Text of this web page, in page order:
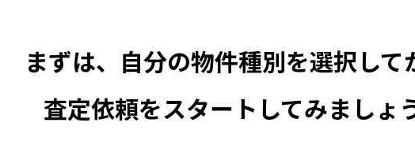
まずは、自分の物件種別を選択して
査定依頼をスタートしてみましょ